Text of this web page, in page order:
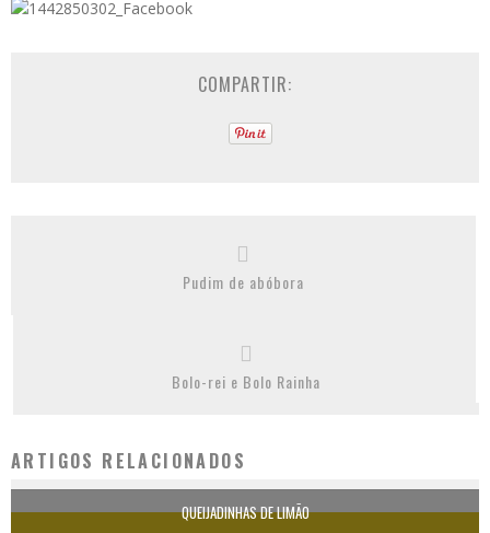
COMPARTIR:
Pudim de abóbora
Bolo-rei e Bolo Rainha
ARTIGOS RELACIONADOS
QUEIJADINHAS DE LIMÃO